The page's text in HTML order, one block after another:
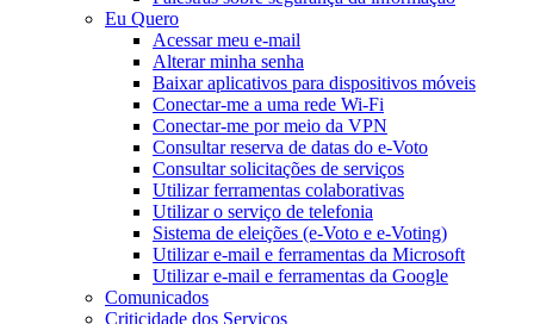
Eu Quero
Acessar meu e-mail
Alterar minha senha
Baixar aplicativos para dispositivos móveis
Conectar-me a uma rede Wi-Fi
Conectar-me por meio da VPN
Consultar reserva de datas do e-Voto
Consultar solicitações de serviços
Utilizar ferramentas colaborativas
Utilizar o serviço de telefonia
Sistema de eleições (e-Voto e e-Voting)
Utilizar e-mail e ferramentas da Microsoft
Utilizar e-mail e ferramentas da Google
Comunicados
Criticidade dos Serviços